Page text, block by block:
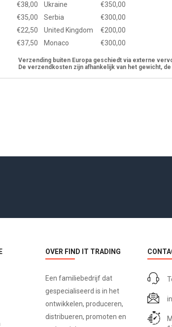
€38,00
Ukraine
€350,00
€35,00
Serbia
€300,00
€22,50
United Kingdom
€200,00
€37,50
Monaco €300,00
Verzending buiten Europa geschiedt via externe
De verzendkosten zijn afhankelijk van het gewicht,
OVER FIND IT TRADING
Een familiebedrijf dat
gespecialiseerd is in het
ontwikkelen, produceren,
distribueren, promoten en